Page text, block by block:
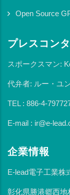
Open Source
プレスコン
スポークスマン:
代弁者: ルー・ユ
TEL : 886-4-
E-mail : ir@e-
企業情報
E-lead電子工業株
彰化県勝港郷西地